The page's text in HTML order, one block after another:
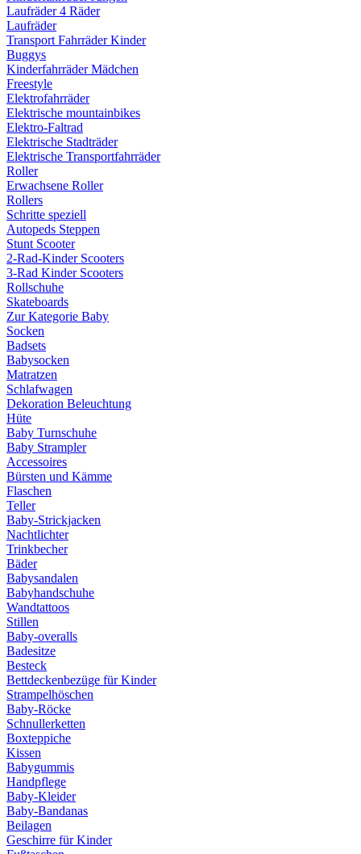
Laufräder 4 Räder
Laufräder
Transport Fahrräder Kinder
Buggys
Kinderfahrräder Mädchen
Freestyle
Elektrofahrräder
Elektrische mountainbikes
Elektro-Faltrad
Elektrische Stadträder
Elektrische Transportfahrräder
Roller
Erwachsene Roller
Rollers
Schritte speziell
Autopeds Steppen
Stunt Scooter
2-Rad-Kinder Scooters
3-Rad Kinder Scooters
Rollschuhe
Skateboards
Zur Kategorie Baby
Socken
Badsets
Babysocken
Matratzen
Schlafwagen
Dekoration Beleuchtung
Hüte
Baby Turnschuhe
Baby Strampler
Accessoires
Bürsten und Kämme
Flaschen
Teller
Baby-Strickjacken
Nachtlichter
Trinkbecher
Bäder
Babysandalen
Babyhandschuhe
Wandtattoos
Stillen
Baby-overalls
Badesitze
Besteck
Bettdeckenbezüge für Kinder
Strampelhöschen
Baby-Röcke
Schnullerketten
Boxteppiche
Kissen
Babygummis
Handpflege
Baby-Kleider
Baby-Bandanas
Beilagen
Geschirre für Kinder